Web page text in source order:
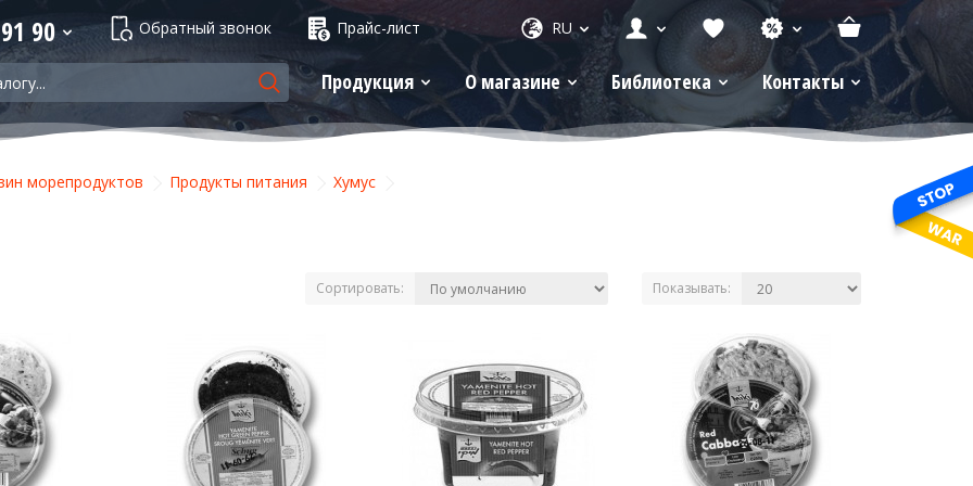
90 Обратный звонок Прайс-лист RU
Продукция О магазине Библиотека Контакты
морепродуктов Продукты питания Хумус
Сортировать: Показывать: